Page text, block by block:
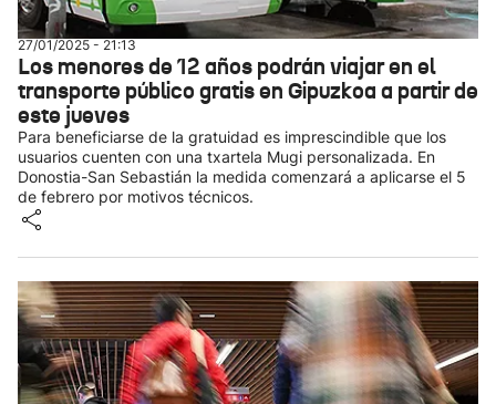
27/01/2025 - 21:13
Los menores de 12 años podrán viajar en el
transporte público gratis en Gipuzkoa a partir de
este jueves
Para beneficiarse de la gratuidad es imprescindible que los
usuarios cuenten con una txartela Mugi personalizada. En
Donostia-San Sebastián la medida comenzará a aplicarse el 5
de febrero por motivos técnicos.